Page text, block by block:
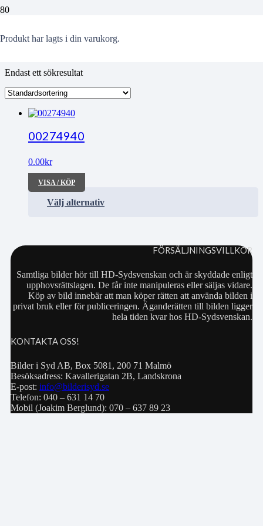
Produkt har lagts i din varukorg.
Zackrisson
Endast ett sökresultat
00274940
0.00kr
VISA / KÖP
Välj alternativ
FÖRSÄLJNINGSVILLKOR
Samtliga bilder hör till HD-Sydsvenskan och är skyddade enligt
upphovsrättslagen. De får inte manipuleras eller säljas vidare.
Köp av bild innebär att man köper rätten att använda bilden i
privat bruk eller för publiceringen. Äganderätten till bilden ligger
hela tiden kvar hos HD-Sydsvenskan.
KONTAKTA OSS!
Bilder i Syd AB, Box 5081, 200 71 Malmö
Besöksadress: Kavallerigatan 2B, Landskrona
E-post: info@bilderisyd.se
Telefon: 040 – 631 14 70
Mobil (Joakim Berglund): 070 – 637 89 23